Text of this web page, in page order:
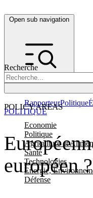
Open sub navigation
Recherche
POLICY AREAS
Economie
Politique
Agriculture et
Santé
Technologies
Energie,
Défense
RapporteurPolitique
européen ?
POLITIQUE